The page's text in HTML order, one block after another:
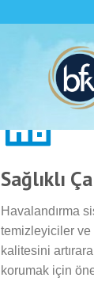
Sağlıklı
Havalandırma
temizleyiciler
kalitesini
korumak için